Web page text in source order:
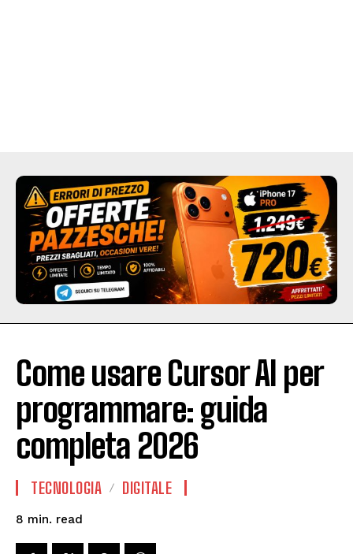
Come usare Cursor AI per
programmare: guida
completa 2026
TECNOLOGIA DIGITALE
8 min. read